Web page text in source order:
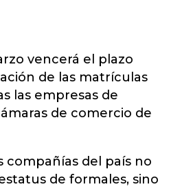
vencerá el plazo
de las matrículas
las empresas de
de comercio de
compañías del país no
de formales, sino